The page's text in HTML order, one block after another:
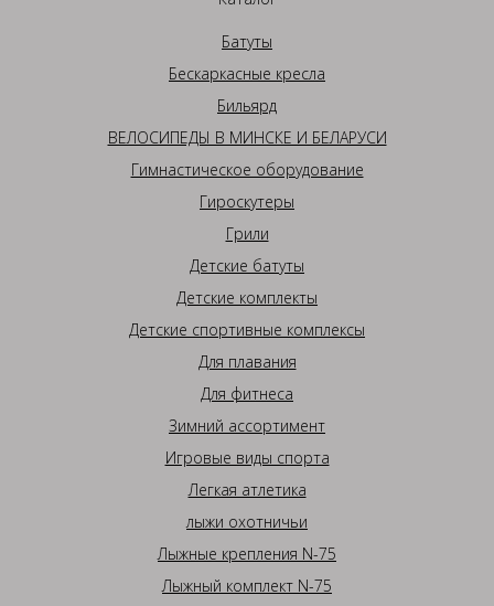
Батуты
Бескаркасные кресла
Бильярд
ВЕЛОСИПЕДЫ В МИНСКЕ И БЕЛАРУСИ
Гимнастическое оборудование
Гироскутеры
Грили
Детские батуты
Детские комплекты
Детские спортивные комплексы
Для плавания
Для фитнеса
Зимний ассортимент
Игровые виды спорта
Легкая атлетика
лыжи охотничьи
Лыжные крепления N-75
Лыжный комплект N-75